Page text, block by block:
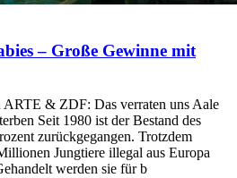
– Große Gewinne mit
& ZDF: Das verraten uns Aale
Seit 1980 ist der Bestand des
zurückgegangen. Trotzdem
Jungtiere illegal aus Europa
werden sie für b